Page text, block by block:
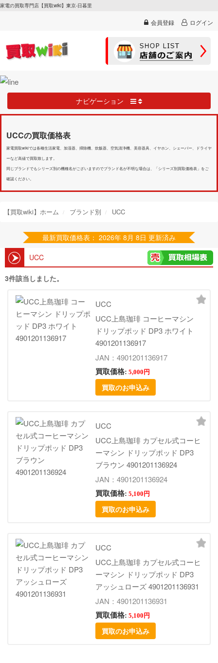
家電の買取専門店【買取wiki】東京-日暮里
会員登録 ログイン
ナビゲーション
UCCの買取価格表
家電買取wikiでは各種生活家電、加湿器、掃除機、炊飯器、空気清浄機、美容器具、イヤホン、シェーバー、ドライヤ
ーなど高値で買取致します。
同じブランドでもシリーズ別の機種名がございますのでブランド名が不明な場合は、「シリーズ別買取価格表」をご
確認ください。
【買取wiki】ホーム ブランド別 UCC
最新買取価格表： 2026年 8月 8日 更新済み
UCC
3件該当しました。
UCC
UCC上島珈琲 コーヒーマシン
ドリップポッド DP3 ホワイト
4901201136917
JAN：4901201136917
買取価格: 5,000円
買取のお申込み
UCC
UCC上島珈琲 カプセル式コーヒ
ーマシン ドリップポッド DP3
ブラウン 4901201136924
JAN：4901201136924
買取価格: 5,100円
買取のお申込み
UCC
UCC上島珈琲 カプセル式コーヒ
ーマシン ドリップポッド DP3
アッシュローズ 4901201136931
JAN：4901201136931
買取価格: 5,100円
買取のお申込み